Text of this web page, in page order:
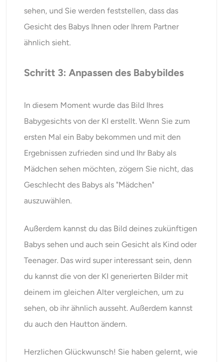
sehen, und Sie werden feststellen, dass das
Gesicht des Babys Ihnen oder Ihrem Partner
ähnlich sieht.
Schritt 3: Anpassen des Babybildes
In diesem Moment wurde das Bild Ihres
Babygesichts von der KI erstellt. Wenn Sie zum
ersten Mal ein Baby bekommen und mit den
Ergebnissen zufrieden sind und Ihr Baby als
Mädchen sehen möchten, zögern Sie nicht, das
Geschlecht des Babys als "Mädchen"
auszuwählen.
Außerdem kannst du das Bild deines zukünftigen
Babys sehen und auch sein Gesicht als Kind oder
Teenager. Das wird super interessant sein, denn
du kannst die von der KI generierten Bilder mit
deinem im gleichen Alter vergleichen, um zu
sehen, ob ihr ähnlich ausseht. Außerdem kannst
du auch den Hautton ändern.
Herzlichen Glückwunsch! Sie haben gelernt, wie